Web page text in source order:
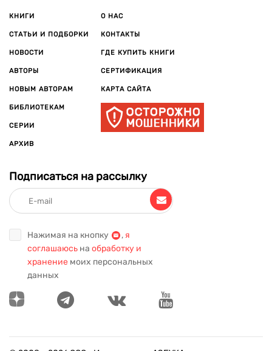
КНИГИ
СТАТЬИ И ПОДБОРКИ
НОВОСТИ
АВТОРЫ
НОВЫМ АВТОРАМ
БИБЛИОТЕКАМ
СЕРИИ
АРХИВ
О НАС
КОНТАКТЫ
ГДЕ КУПИТЬ КНИГИ
СЕРТИФИКАЦИЯ
КАРТА САЙТА
Подписаться на рассылку
Нажимая на кнопку , я
соглашаюсь на обработку и
хранение моих персональных
данных